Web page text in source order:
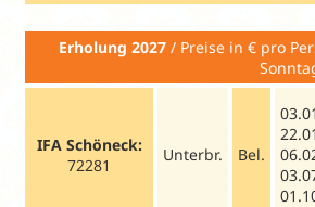
Erholung 2027/ Preise in
IFA Schöneck:
72281
Unterbr. Bel.